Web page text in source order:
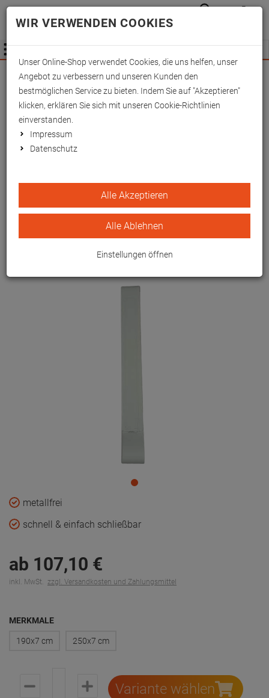
Wichtige Änderung für Fachhändler zum
01.09.2026 -Mehr Informationen hier
Anmelden
Menü
OP-Gurt, metallfrei,
Chemotex ohne Polster,
Klettverschluß
metallfrei
schnell & einfach schließbar
ab 107,10 €
inkl. MwSt. zzgl. Versandkosten und Zahlungsmittel
MERKMALE
190x7 cm 250x7 cm
Variante wählen
WIR VERWENDEN COOKIES
Unser Online-Shop verwendet Cookies, die uns helfen, unser
Angebot zu verbessern und unseren Kunden den
bestmöglichen Service zu bieten. Indem Sie auf "Akzeptieren"
klicken, erklären Sie sich mit unseren Cookie-Richtlinien
einverstanden.
Impressum
Datenschutz
Alle Akzeptieren
Alle Ablehnen
Einstellungen öffnen